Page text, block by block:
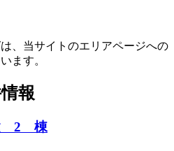
、当サイトのエリアページへの
ます。
報
2 棟